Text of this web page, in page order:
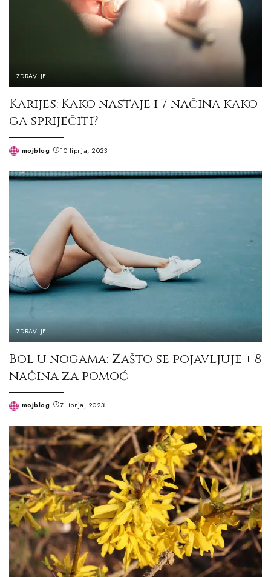
ZDRAVLJE
Karijes: Kako nastaje i 7 načina kako
ga spriječiti?
Postedmojblog 10 lipnja, 2023
ZDRAVLJE
Bol u nogama: Zašto se pojavljuje + 8
načina za pomoć
Postedmojblog 7 lipnja, 2023